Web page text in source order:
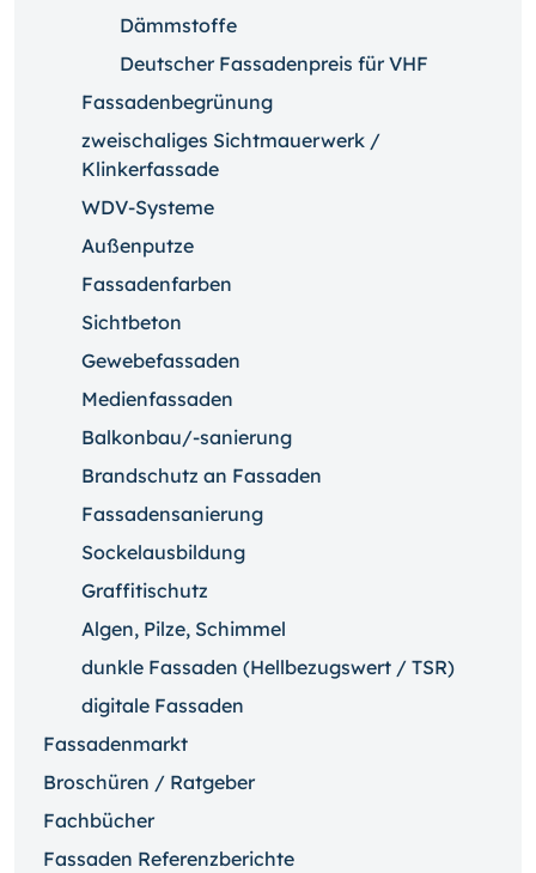
Dämmstoffe
Deutscher Fassadenpreis für VHF
Fassadenbegrünung
zweischaliges Sichtmauerwerk /
Klinkerfassade
WDV-Systeme
Außenputze
Fassadenfarben
Sichtbeton
Gewebefassaden
Medienfassaden
Balkonbau/-sanierung
Brandschutz an Fassaden
Fassadensanierung
Sockelausbildung
Graffitischutz
Algen, Pilze, Schimmel
dunkle Fassaden (Hellbezugswert / TSR)
digitale Fassaden
Fassadenmarkt
Broschüren / Ratgeber
Fachbücher
Fassaden Referenzberichte